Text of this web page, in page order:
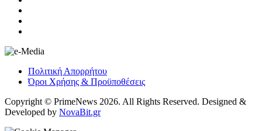
Πολιτική Απορρήτου
Όροι Χρήσης & Προϋποθέσεις
Copyright © PrimeNews 2026. All Rights Reserved. Designed &
Developed by NovaBit.gr